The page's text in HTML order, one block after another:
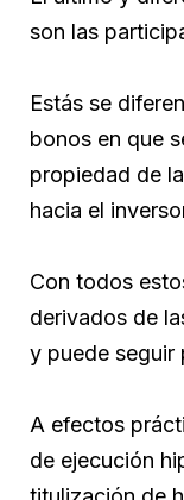
son las
Estás se
bonos en que
propiedad de
hacia el
Con todos
derivados de
y puede seguir
A efectos
de ejecución